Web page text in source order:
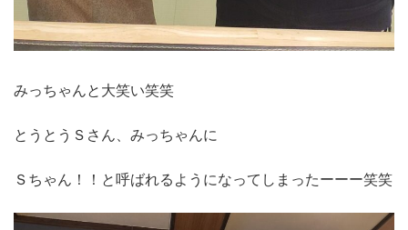
みっちゃんと大笑い笑笑
とうとうＳさん、みっちゃんに
Ｓちゃん！！と呼ばれるようになってしまったーーー笑笑